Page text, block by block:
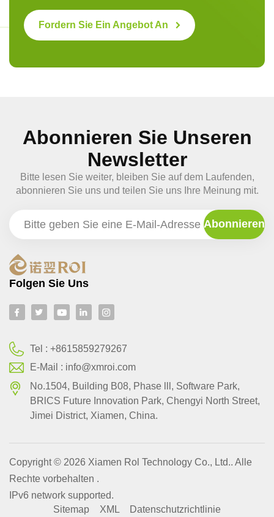
Fordern Sie Ein Angebot An
Abonnieren Sie Unseren
Newsletter
Bitte lesen Sie weiter, bleiben Sie auf dem Laufenden,
abonnieren Sie uns und teilen Sie uns Ihre Meinung mit.
Folgen Sie Uns
Tel :+8615859279267
E-Mail : info@xmroi.com
No.1504, Building B08, Phase lll, Software Park,
BRlCS Future Innovation Park, Chengyi North Street,
Jimei District, Xiamen, China.
Copyright © 2026 Xiamen Rol Technology Co., Ltd.. Alle
Rechte vorbehalten .
IPv6 network supported.
Sitemap
XML Datenschutzrichtlinie